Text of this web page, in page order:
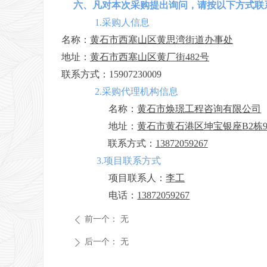
六、凡对本次采购提出询问，请按以下方式联
1.采购人信息
名称： 黄石市西塞山区黄思湾街道办事处
地址： 黄石市西塞山区黄厂街482号
联系方式： 15907230009
2.采购代理机构信息
名称：黄石市焕璟工程咨询有限公司
地址：黄石市黄石港区坤宝银座B2栋
联系方式： 13872059267
3.项目联系方式
项目联系人：李工
电话： 13872059267
ꄴ 前一个： 无
ꄲ 后一个： 无